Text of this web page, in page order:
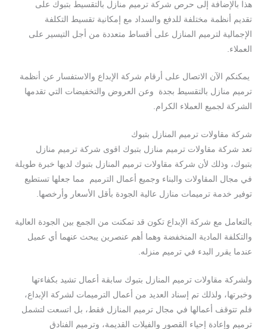
هذا بالإضافة إلى حرص شركة ترميم منازل بالتقسيط بتبوك على
تقديم أنظمة مختلفة للدفع والسداد مع إمكانية تقسيط التكلفة
الإجمالية لترميم المنازل على أقساط متعددة من أجل التيسير على
العملاء.
يمكنكم الآن الاتصال على أرقام شركة الإبداع والاستفسار عن أنظمة
ترميم منازل بالتقسيط بجدة وعن العروض والتخفيضات التي تقدمها
الشركة لجميع العملاء الكرام.
شركة مقاولات ترميم المنازل بتبوك
تعد شركة مقاولات ترميم منازل بتبوك اقوى شركة ترميم منازل
بتبوك، وذلك لأن شركة مقاولات ترميم المنازل بتبوك لديها خبرة طويلة
في مجال المقاولات والبناء وجميع أعمال الترميم مما جعلها تستطيع
توفير خدمة ترميمات منازل عالية الجودة بأقل الأسعار وأرخصها.
بالتعامل مع شركة الإبداع تكون قد تمكنت من الجمع بين الجودة العالية
والتكلفة المادية المنخفضة وهما أهم عنصرين يبحث عنهما أي عميل
عندما يقرر البدء في ترميم منزله.
ولشركة مقاولات ترميم المنازل بتبوك سابقة أعمال تشيد بكفاءتها
وخبرتها، ولذلك تم إسناد العديد من أعمال الترميمات لشركة الإبداع،
فلم تتوقف أعمالها في مجال ترميم المنازل فقط، بل اتسعت لتشمل
ترميم وإعادة إحياء القصور والفيلات القديمة، وترميم الفنادق